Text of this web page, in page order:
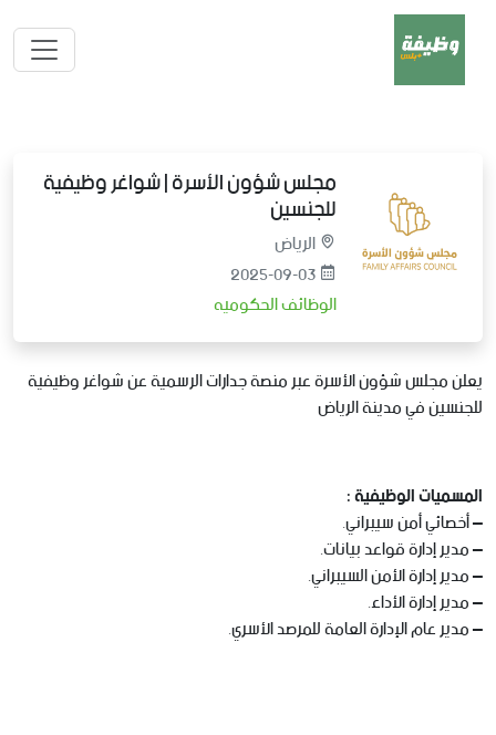
مجلس شؤون الأسرة | شواغر وظيفية
للجنسين
الرياض
2025-09-03
الوظائف الحكوميه
يعلن مجلس شؤون الأسرة عبر منصة جدارات الرسمية عن شواغر وظيفية
للجنسين في مدينة الرياض
المسميات الوظيفية :
– أخصائي أمن سيبراني.
– مدير إدارة قواعد بيانات.
– مدير إدارة الأمن السيبراني.
– مدير إدارة الأداء.
– مدير عام الإدارة العامة للمرصد الأسري.